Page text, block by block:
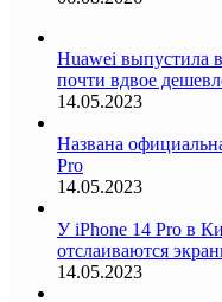
Huawei выпустила
почти вдвое
14.05.2023
Названа
Pro
14.05.2023
У iPhone 14 Pro в
отслаиваются
14.05.2023